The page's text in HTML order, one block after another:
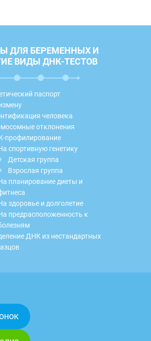
ДЛЯ БЕРЕМЕННЫХ И
ВИДЫ ДНК-ТЕСТОВ
паспорт
человека
отклонения
профилирование
спортивную генетику
Детская группа
Взрослая группа
планирование диеты и
здоровье и долголетие
предрасположенность к
ДНК из нестандартных